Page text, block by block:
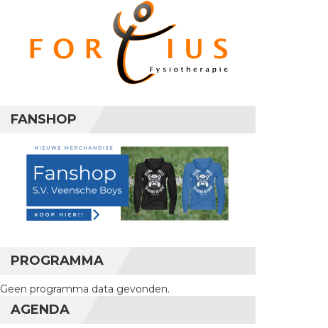
FANSHOP
PROGRAMMA
Geen programma data gevonden.
AGENDA